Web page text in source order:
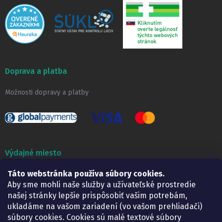
Táto webstránka používa súbory cookies.
Aby sme mohli naše služby a užívateľské prostredie
našej stránky lepšie prispôsobiť vašim potrebám,
ukladáme na vašom zariadení (vo vašom prehliadači)
súbory cookies. Cookies sú malé textové súbory
Doprava a platba
Možnosti dopravy a platby
Výdajné miesto
Lekáreň ADONAI
Košice – Smetanova 2
Pondelok:
07.30 – 15.30 h.
Utorok:
07.30 – 16.00 h.
Streda:
07.30 – 16.00 h.